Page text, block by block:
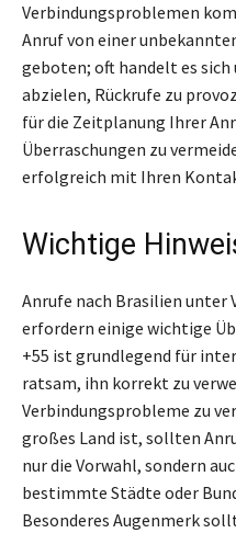
Verbindungsproblemen
Anruf von einer
geboten; oft handelt es sich
abzielen, Rückrufe zu
für die Zeitplanung Ihrer
Überraschungen zu
erfolgreich mit Ihren
Wichtige
Anrufe nach Brasilien unter
erfordern einige wichtige
+55 ist grundlegend für
ratsam, ihn korrekt zu
Verbindungsprobleme zu
großes Land ist, sollten
nur die Vorwahl, sondern
bestimmte Städte oder
Besonderes Augenmerk